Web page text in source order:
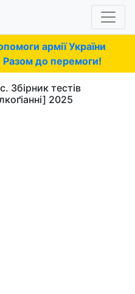
армії України
до перемоги!
Збірник тестів
2025